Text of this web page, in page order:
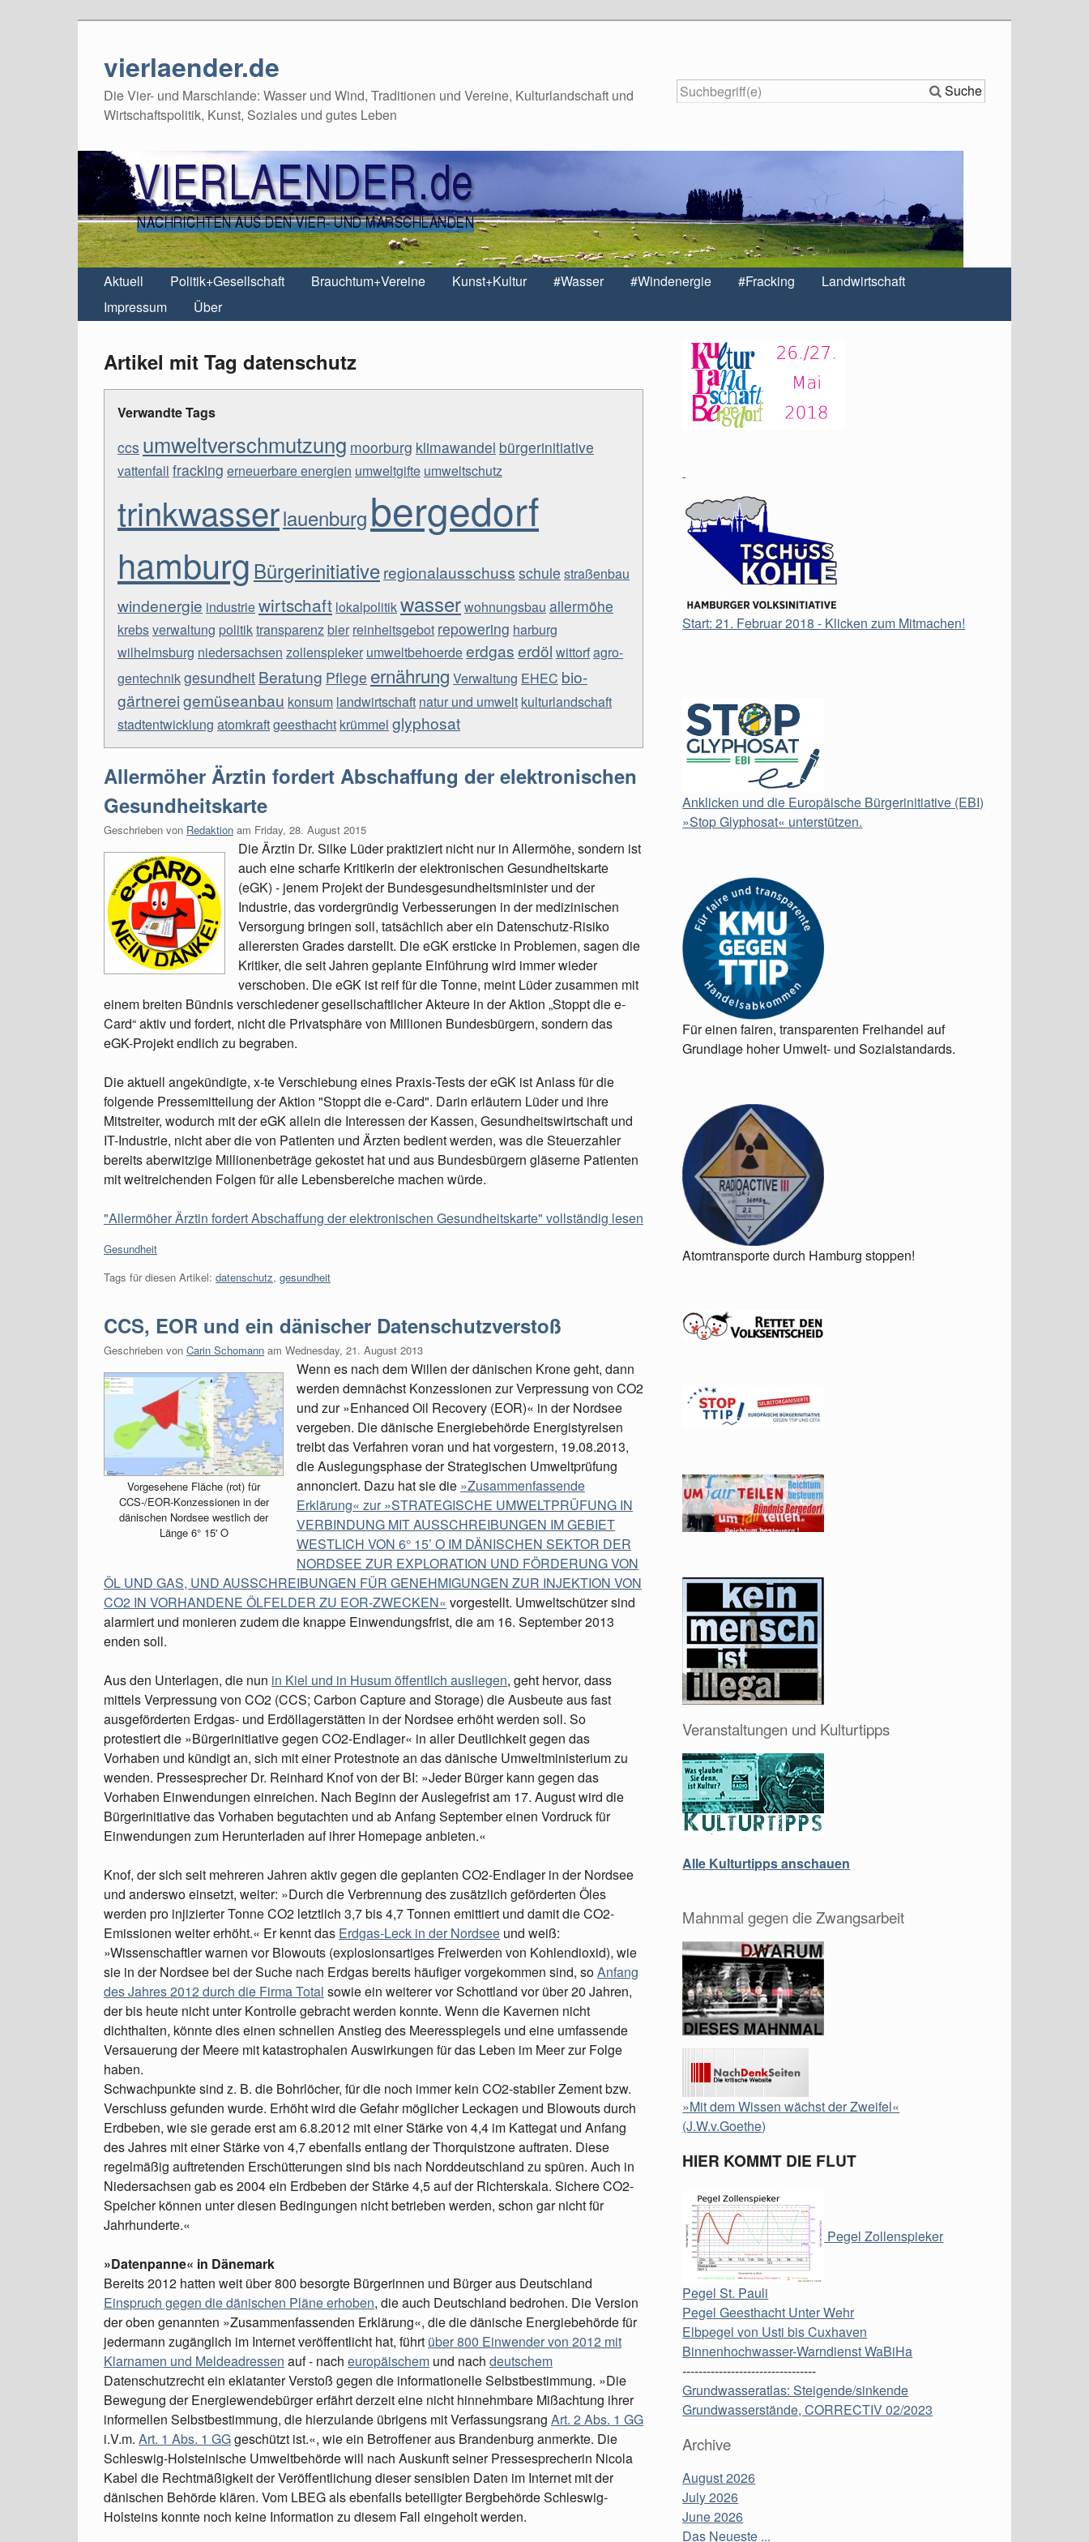
vierlaender.de
Die Vier- und Marschlande: Wasser und Wind, Traditionen und Vereine, Kulturlandschaft und
Wirtschaftspolitik, Kunst, Soziales und gutes Leben
Suche
Aktuell Politik+Gesellschaft Brauchtum+Vereine Kunst+Kultur #Wasser #Windenergie #Fracking
Landwirtschaft
Impressum
Über
Artikel mit Tag datenschutz
Verwandte Tags
ccs umweltverschmutzung moorburg klimawandel bürgerinitiative
vattenfall fracking erneuerbare energien umweltgifte umweltschutz
trinkwasserlauenburg bergedorf
hamburg Bürgerinitiativeregionalausschuss schule straßenbau
windenergie industriewirtschaft lokalpolitikwasserwohnungsbau allermöhe
krebsverwaltung politiktransparenzbier reinheitsgebot repowering harburg
wilhelmsburg niedersachsen zollenspieker umweltbehoerdeerdgaserdöl wittorfagro-
gentechnikgesundheit Beratung Pflege ernährung Verwaltung EHEC bio-
gärtnereigemüseanbau konsum landwirtschaft natur und umwelt kulturlandschaft
stadtentwicklung atomkraftgeesthacht krümmel glyphosat
Allermöher Ärztin fordert Abschaffung der elektronischen
Gesundheitskarte
Geschrieben von Redaktion am Friday, 28. August 2015
Die Ärztin Dr. Silke Lüder praktiziert nicht nur in Allermöhe, sondern ist
auch eine scharfe Kritikerin der elektronischen Gesundheitskarte
(eGK) - jenem Projekt der Bundesgesundheitsminister und der
Industrie, das vordergründig Verbesserungen in der medizinischen
Versorgung bringen soll, tatsächlich aber ein Datenschutz-Risiko
allerersten Grades darstellt. Die eGK ersticke in Problemen, sagen die
Kritiker, die seit Jahren geplante Einführung wird immer wieder
verschoben. Die eGK ist reif für die Tonne, meint Lüder zusammen mit
einem breiten Bündnis verschiedener gesellschaftlicher Akteure in der Aktion „Stoppt die e-
Card“ aktiv und fordert, nicht die Privatsphäre von Millionen Bundesbürgern, sondern das
eGK-Projekt endlich zu begraben.
Die aktuell angekündigte, x-te Verschiebung eines Praxis-Tests der eGK ist Anlass für die
folgende Pressemitteilung der Aktion "Stoppt die e-Card". Darin erläutern Lüder und ihre
Mitstreiter, wodurch mit der eGK allein die Interessen der Kassen, Gesundheitswirtschaft und
IT-Industrie, nicht aber die von Patienten und Ärzten bedient werden, was die Steuerzahler
bereits aberwitzige Millionenbeträge gekostet hat und aus Bundesbürgern gläserne Patienten
mit weitreichenden Folgen für alle Lebensbereiche machen würde.
"Allermöher Ärztin fordert Abschaffung der elektronischen Gesundheitskarte" vollständig lesen
Kategorien:
Gesundheit
Tags für diesen Artikel: datenschutz, gesundheit
CCS, EOR und ein dänischer Datenschutzverstoß
Geschrieben von Carin Schomann am Wednesday, 21. August 2013
Vorgesehene Fläche (rot) für
CCS-/EOR-Konzessionen in der
dänischen Nordsee westlich der
Länge 6° 15' O
Wenn es nach dem Willen der dänischen Krone geht, dann
werden demnächst Konzessionen zur Verpressung von CO2
und zur »Enhanced Oil Recovery (EOR)« in der Nordsee
vergeben. Die dänische Energiebehörde Energistyrelsen
treibt das Verfahren voran und hat vorgestern, 19.08.2013,
die Auslegungsphase der Strategischen Umweltprüfung
annonciert. Dazu hat sie die »Zusammenfassende
Erklärung« zur »STRATEGISCHE UMWELTPRÜFUNG IN
VERBINDUNG MIT AUSSCHREIBUNGEN IM GEBIET
WESTLICH VON 6° 15’ O IM DÄNISCHEN SEKTOR DER
NORDSEE ZUR EXPLORATION UND FÖRDERUNG VON
ÖL UND GAS, UND AUSSCHREIBUNGEN FÜR GENEHMIGUNGEN ZUR INJEKTION VON
CO2 IN VORHANDENE ÖLFELDER ZU EOR-ZWECKEN« vorgestellt. Umweltschützer sind
alarmiert und monieren zudem die knappe Einwendungsfrist, die am 16. September 2013
enden soll.
Aus den Unterlagen, die nun in Kiel und in Husum öffentlich ausliegen, geht hervor, dass
mittels Verpressung von CO2 (CCS; Carbon Capture and Storage) die Ausbeute aus fast
ausgeförderten Erdgas- und Erdöllagerstätten in der Nordsee erhöht werden soll. So
protestiert die »Bürgerinitiative gegen CO2-Endlager« in aller Deutlichkeit gegen das
Vorhaben und kündigt an, sich mit einer Protestnote an das dänische Umweltministerium zu
wenden. Pressesprecher Dr. Reinhard Knof von der BI: »Jeder Bürger kann gegen das
Vorhaben Einwendungen einreichen. Nach Beginn der Auslegefrist am 17. August wird die
Bürgerinitiative das Vorhaben begutachten und ab Anfang September einen Vordruck für
Einwendungen zum Herunterladen auf ihrer Homepage anbieten.«
Knof, der sich seit mehreren Jahren aktiv gegen die geplanten CO2-Endlager in der Nordsee
und anderswo einsetzt, weiter: »Durch die Verbrennung des zusätzlich geförderten Öles
werden pro injizierter Tonne CO2 letztlich 3,7 bis 4,7 Tonnen emittiert und damit die CO2-
Emissionen weiter erhöht.« Er kennt das Erdgas-Leck in der Nordsee und weiß:
»Wissenschaftler warnen vor Blowouts (explosionsartiges Freiwerden von Kohlendioxid), wie
sie in der Nordsee bei der Suche nach Erdgas bereits häufiger vorgekommen sind, soAnfang
des Jahres 2012 durch die Firma Total sowie ein weiterer vor Schottland vor über 20 Jahren,
der bis heute nicht unter Kontrolle gebracht werden konnte. Wenn die Kavernen nicht
dichthalten, könnte dies einen schnellen Anstieg des Meeresspiegels und eine umfassende
Versauerung der Meere mit katastrophalen Auswirkungen für das Leben im Meer zur Folge
haben.
Schwachpunkte sind z. B. die Bohrlöcher, für die noch immer kein CO2-stabiler Zement bzw.
Verschluss gefunden wurde. Erhöht wird die Gefahr möglicher Leckagen und Blowouts durch
Erdbeben, wie sie gerade erst am 6.8.2012 mit einer Stärke von 4,4 im Kattegat und Anfang
des Jahres mit einer Stärke von 4,7 ebenfalls entlang der Thorquistzone auftraten. Diese
regelmäßig auftretenden Erschütterungen sind bis nach Norddeutschland zu spüren. Auch in
Niedersachsen gab es 2004 ein Erdbeben der Stärke 4,5 auf der Richterskala. Sichere CO2-
Speicher können unter diesen Bedingungen nicht betrieben werden, schon gar nicht für
Jahrhunderte.«
»Datenpanne« in Dänemark
Bereits 2012 hatten weit über 800 besorgte Bürgerinnen und Bürger aus Deutschland
Einspruch gegen die dänischen Pläne erhoben, die auch Deutschland bedrohen. Die Version
der oben genannten »Zusammenfassenden Erklärung«, die die dänische Energiebehörde für
jedermann zugänglich im Internet veröffentlicht hat, führt über 800 Einwender von 2012 mit
Klarnamen und Meldeadressen auf - nach europäischem und nach deutschem
Datenschutzrecht ein eklatanter Verstoß gegen die informationelle Selbstbestimmung. »Die
Bewegung der Energiewendebürger erfährt derzeit eine nicht hinnehmbare Mißachtung ihrer
informellen Selbstbestimmung, die hierzulande übrigens mit Verfassungsrang Art. 2 Abs. 1 GG
i.V.m. Art. 1 Abs. 1 GGgeschützt ist.«, wie ein Betroffener aus Brandenburg anmerkte. Die
Schleswig-Holsteinische Umweltbehörde will nach Auskunft seiner Pressesprecherin Nicola
Kabel die Rechtmäßigkeit der Veröffentlichung dieser sensiblen Daten im Internet mit der
dänischen Behörde klären. Vom LBEG als ebenfalls beteiligter Bergbehörde Schleswig-
Holsteins konnte noch keine Information zu diesem Fall eingeholt werden.
Start: 21. Februar 2018 - Klicken zum Mitmachen!
Anklicken und die Europäische Bürgerinitiative (EBI)
»Stop Glyphosat« unterstützen.
Für einen fairen, transparenten Freihandel auf
Grundlage hoher Umwelt- und Sozialstandards.
Atomtransporte durch Hamburg stoppen!
Veranstaltungen und Kulturtipps
Alle Kulturtipps anschauen
Mahnmal gegen die Zwangsarbeit
»Mit dem Wissen wächst der Zweifel«
(J.W.v.Goethe)
HIER KOMMT DIE FLUT
Pegel Zollenspieker
Pegel St. Pauli
Pegel Geesthacht Unter Wehr
Elbpegel von Usti bis Cuxhaven
Binnenhochwasser-Warndienst WaBiHa
---------------------------------
Grundwasseratlas: Steigende/sinkende
Grundwasserstände, CORRECTIV 02/2023
Archive
August 2026
July 2026
June 2026
Das Neueste ...